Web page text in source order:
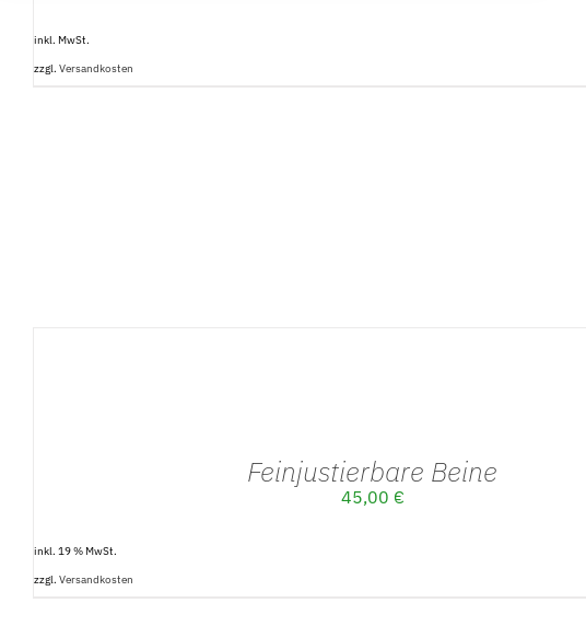
inkl. MwSt.
zzgl. Versandkosten
Feinjustierbare Beine
45,00 €
inkl. 19 % MwSt.
zzgl. Versandkosten